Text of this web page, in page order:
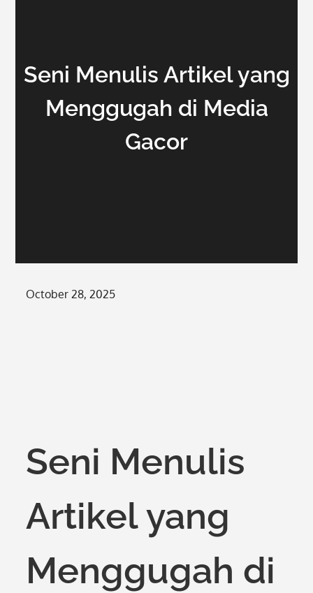
Seni Menulis Artikel yang
Menggugah di Media
Gacor
Posted
October 28, 2025
Seni Menulis
Artikel yang
Menggugah di